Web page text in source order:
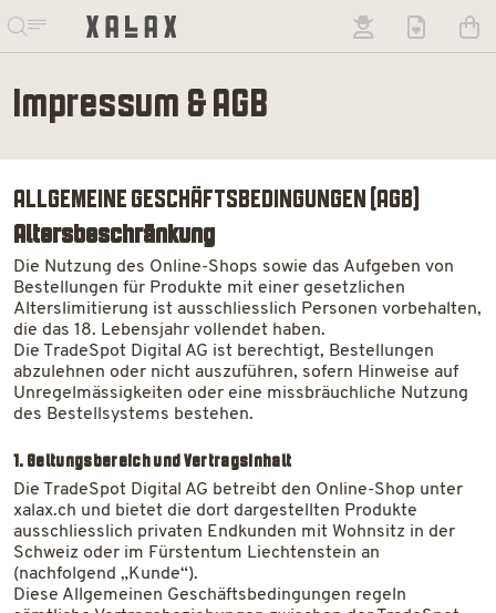
Impressum ​& AGB
ALLGEMEINE GESCHÄFTSBEDINGUNGEN (AGB)
Altersbeschränkung
Die Nutzung des Online-Shops sowie das Aufgeben von
Bestellungen für Produkte mit einer gesetzlichen
Alterslimitierung ist ausschliesslich Personen vorbehalten,
die das 18. Lebensjahr vollendet haben.
Die TradeSpot Digital AG ist berechtigt, Bestellungen
abzulehnen oder nicht auszuführen, sofern Hinweise auf
Unregelmässigkeiten oder eine missbräuchliche Nutzung
des Bestellsystems bestehen.
1. Geltungsbereich und Vertragsinhalt
Die TradeSpot Digital AG betreibt den Online-Shop unter
xalax.ch und bietet die dort dargestellten Produkte
ausschliesslich privaten Endkunden mit Wohnsitz in der
Schweiz oder im Fürstentum Liechtenstein an
(nachfolgend „Kunde“).
Diese Allgemeinen Geschäftsbedingungen regeln